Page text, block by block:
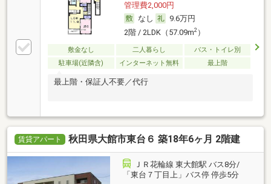
管理費2,000円
なし
9.6万円
2階 / 2LDK（57.09m2）
敷金なし 二人暮らし
バス・トイレ別
駐車場(近隣含)
インターネット無料 最上階
最上階・保証人不要／代行
賃貸アパート 秋田県大館市東台６ 築18年6ヶ月 2階建
ＪＲ花輪線 東大館駅 バス8分/
「東台７丁目上」バス停 停歩5分